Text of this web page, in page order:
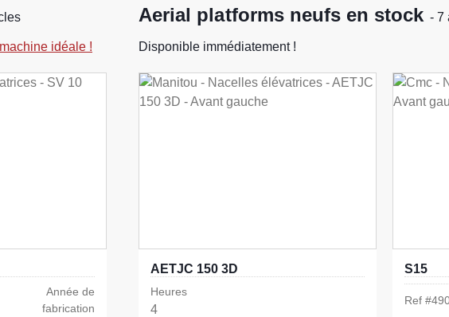
idéale !
Année de
fabrication
Aerial platforms neufs en stock - 7
Disponible immédiatement !
AETJC 150 3D
Heures
4
S15
Ref #